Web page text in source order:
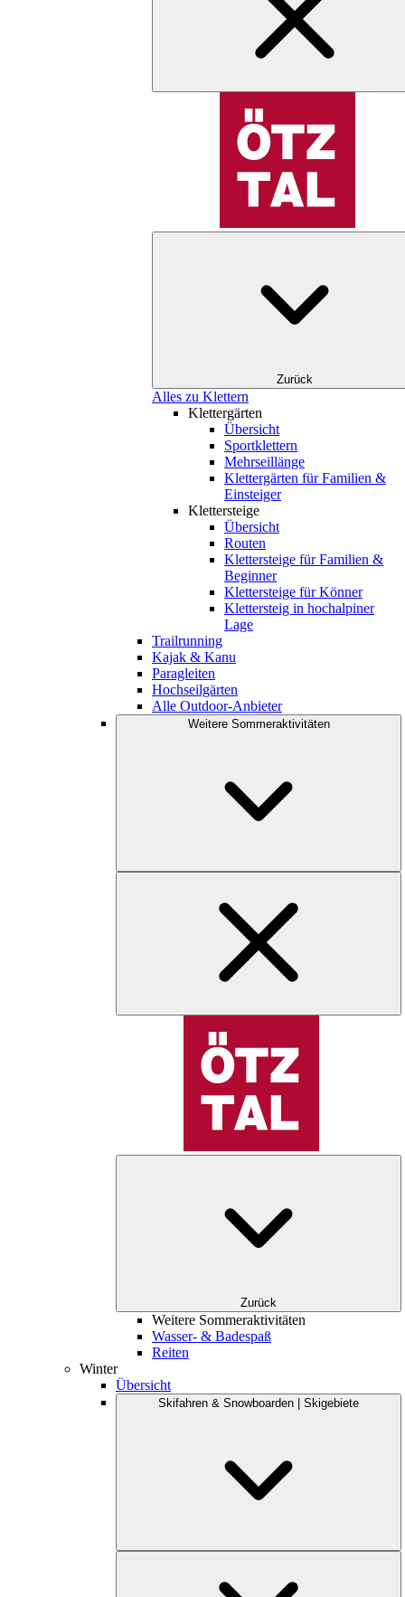
Zurück
Alles zu Klettern
Klettergärten
Übersicht
Sportklettern
Mehrseillänge
Klettergärten für Familien &
Einsteiger
Klettersteige
Übersicht
Routen
Klettersteige für Familien &
Beginner
Klettersteige für Könner
Klettersteig in hochalpiner
Lage
Trailrunning
Kajak & Kanu
Paragleiten
Hochseilgärten
Alle Outdoor-Anbieter
Weitere Sommeraktivitäten
Zurück
Weitere Sommeraktivitäten
Wasser- & Badespaß
Reiten
Winter
Übersicht
Skifahren & Snowboarden | Skigebiete